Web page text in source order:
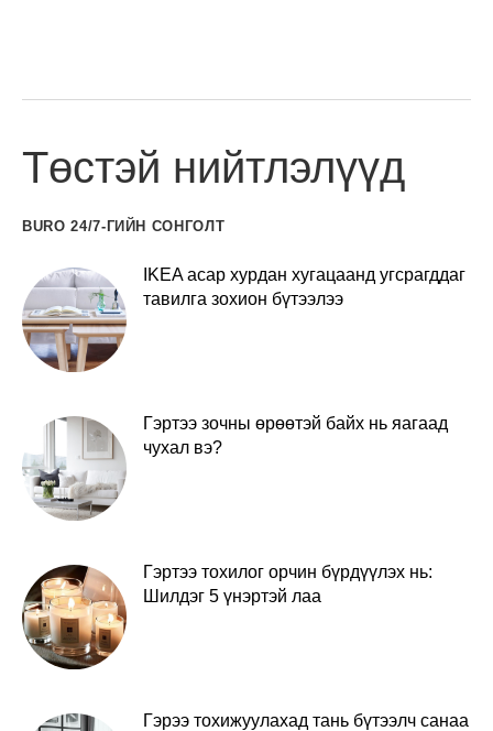
Төстэй нийтлэлүүд
BURO 24/7-ГИЙН СОНГОЛТ
IKEA асар хурдан хугацаанд угсрагддаг
тавилга зохион бүтээлээ
Гэртээ зочны өрөөтэй байх нь яагаад
чухал вэ?
Гэртээ тохилог орчин бүрдүүлэх нь:
Шилдэг 5 үнэртэй лаа
Гэрээ тохижуулахад тань бүтээлч санаа